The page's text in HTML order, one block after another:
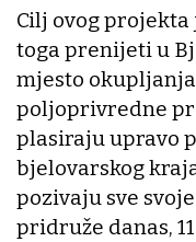
Cilj ovog
toga prenijeti u
mjesto
poljoprivredne
plasiraju upravo
bjelovarskog
pozivaju sve
pridruže danas,